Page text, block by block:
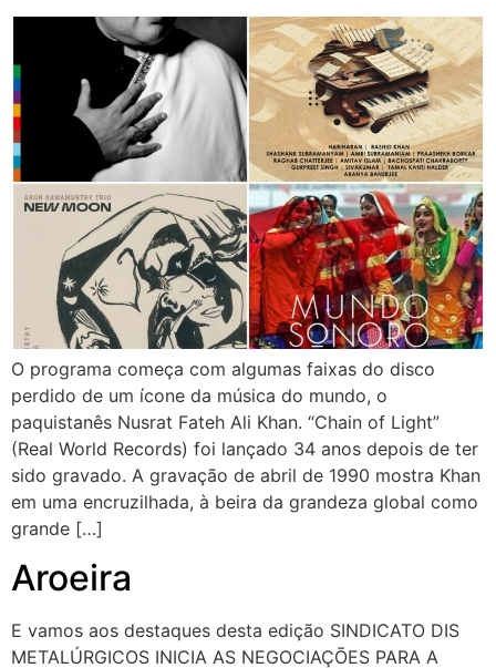
O programa começa com algumas faixas do disco
perdido de um ícone da música do mundo, o
paquistanês Nusrat Fateh Ali Khan. “Chain of Light”
(Real World Records) foi lançado 34 anos depois de ter
sido gravado. A gravação de abril de 1990 mostra Khan
em uma encruzilhada, à beira da grandeza global como
grande […]
Aroeira
E vamos aos destaques desta edição SINDICATO DIS
METALÚRGICOS INICIA AS NEGOCIAÇÕES PARA A